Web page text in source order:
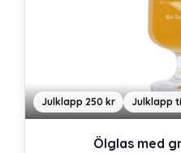
Julklapp 250 kr Julklapp
Ölglas med